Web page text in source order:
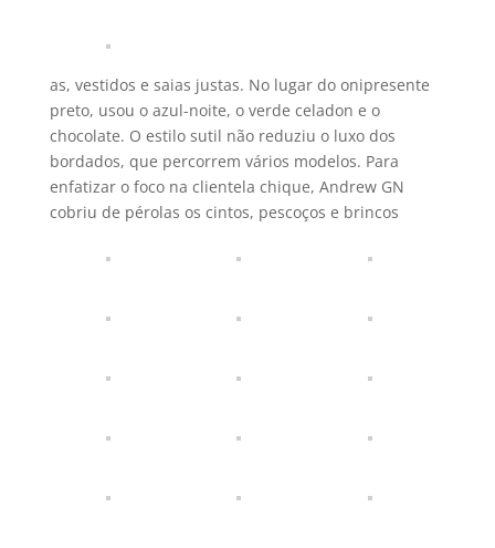
as, vestidos e saias justas. No lugar do onipresente
preto, usou o azul-noite, o verde celadon e o
chocolate. O estilo sutil não reduziu o luxo dos
bordados, que percorrem vários modelos. Para
enfatizar o foco na clientela chique, Andrew GN
cobriu de pérolas os cintos, pescoços e brincos